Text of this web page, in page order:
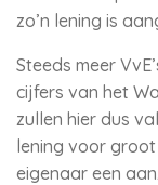
zo’n lening is
Steeds meer
cijfers van het
zullen hier dus
lening voor
eigenaar een